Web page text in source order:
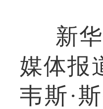
新
媒体报
韦斯·